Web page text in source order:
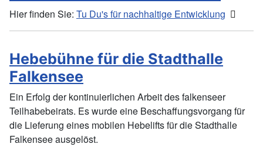
Hier finden Sie: Tu Du'sfür nachhaltige Entwicklung
Hebebühne für die Stadthalle
Falkensee
Ein Erfolg der kontinuierlichen Arbeit des falkenseer
Teilhabebeirats. Es wurde eine Beschaffungsvorgang für
die Lieferung eines mobilen Hebelifts für die Stadthalle
Falkensee ausgelöst.